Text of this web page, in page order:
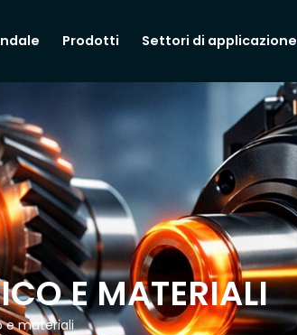
Prodotti Settori di applicazione
E MATERIALI
e materiali